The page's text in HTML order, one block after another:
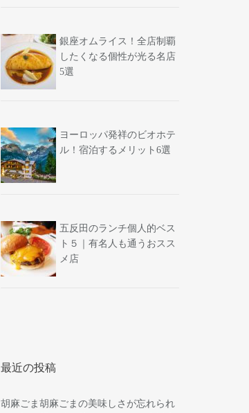
銀座オムライス！全店制覇
したくなる個性が光る名店
5選
ヨーロッパ発祥のビオホテ
ル！宿泊するメリット6選
五反田のランチ個人的ベス
ト５｜有名人も通うおスス
メ店
最近の投稿
胡麻ごま胡麻ごまの美味しさが忘れられ